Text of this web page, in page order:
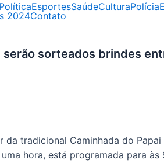
PolíticaEsportesSaúdeCulturaPolícia
2024Contato
sorteados brindes
tradicional Caminhada do
hora, está programada para